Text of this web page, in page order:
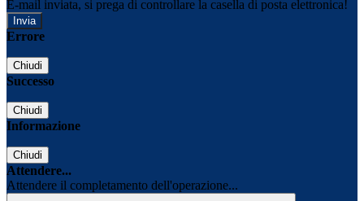
E-mail inviata, si prega di controllare la casella di posta elettronica!
Errore
Chiudi
Successo
Chiudi
Informazione
Chiudi
Attendere...
Attendere il completamento dell'operazione...